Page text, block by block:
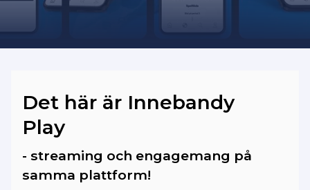
Det här är Innebandy
Play
- streaming och engagemang på
samma plattform!